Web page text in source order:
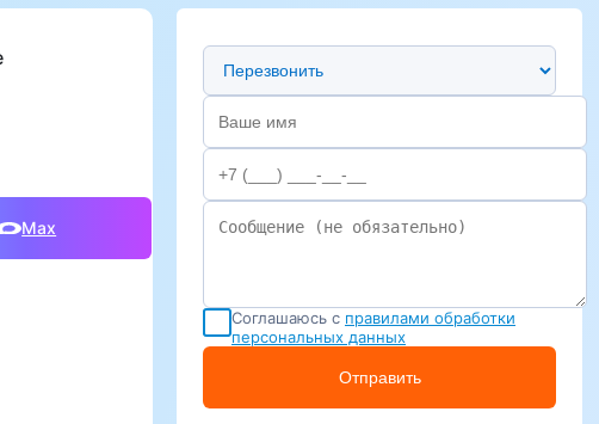
Max
Предпочтительный способ связи
Соглашаюсь с правилами обработки
персональных данных
Отправить